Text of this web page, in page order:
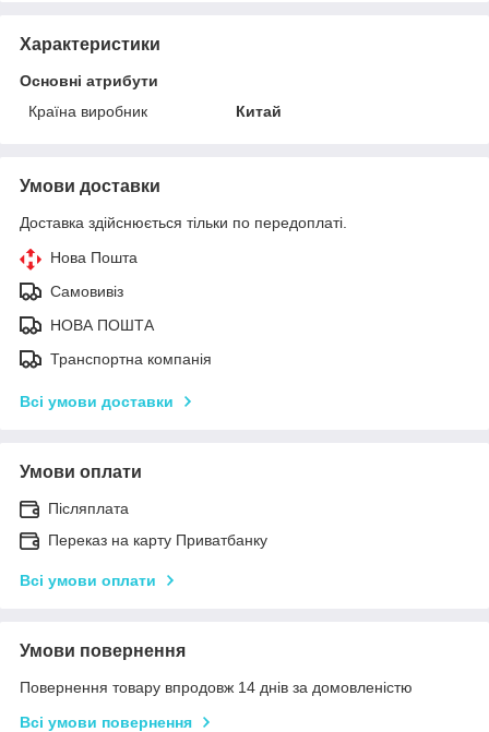
Характеристики
Основні атрибути
Країна виробник
Китай
Умови доставки
Доставка здійснюється тільки по передоплаті.
Нова Пошта
Самовивіз
НОВА ПОШТА
Транспортна компанія
Всі умови доставки
Умови оплати
Післяплата
Переказ на карту Приватбанку
Всі умови оплати
Умови повернення
Повернення товару впродовж 14 днів за домовленістю
Всі умови повернення